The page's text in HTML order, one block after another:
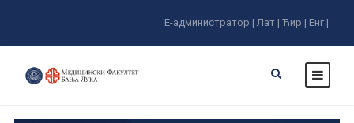
Е-администратор | Лат | Ћир | Енг |